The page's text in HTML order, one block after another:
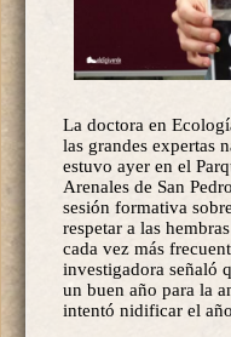
La doctora en
las grandes expertas
estuvo ayer en el
Arenales de San
sesión formativa
respetar a las
cada vez más
investigadora señaló
un buen año para la
intentó nidificar el